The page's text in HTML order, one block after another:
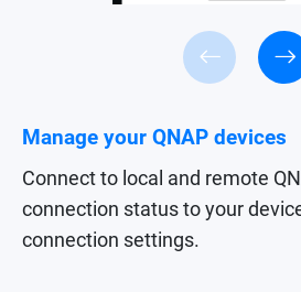
Manage your QNAP devices
Connect to local and remote
connection status to your
connection settings.